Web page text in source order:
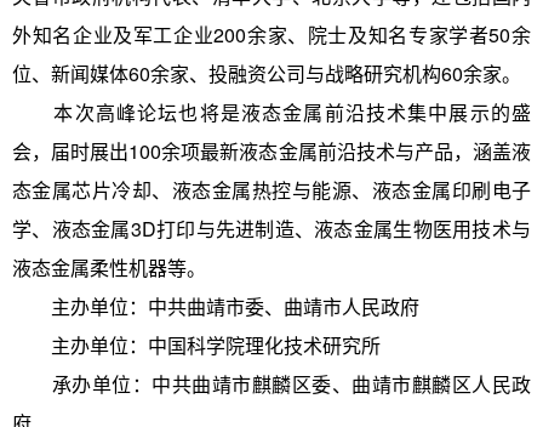
外知名企业及军工企业200余家、院士及知名专家学者50余
位、新闻媒体60余家、投融资公司与战略研究机构60余家。
本次高峰论坛也将是液态金属前沿技术集中展示的盛
会，届时展出100余项最新液态金属前沿技术与产品，涵盖液
态金属芯片冷却、液态金属热控与能源、液态金属印刷电子
学、液态金属3D打印与先进制造、液态金属生物医用技术与
液态金属柔性机器等。
主办单位：中共曲靖市委、曲靖市人民政府
主办单位：中国科学院理化技术研究所
承办单位：中共曲靖市麒麟区委、曲靖市麒麟区人民政